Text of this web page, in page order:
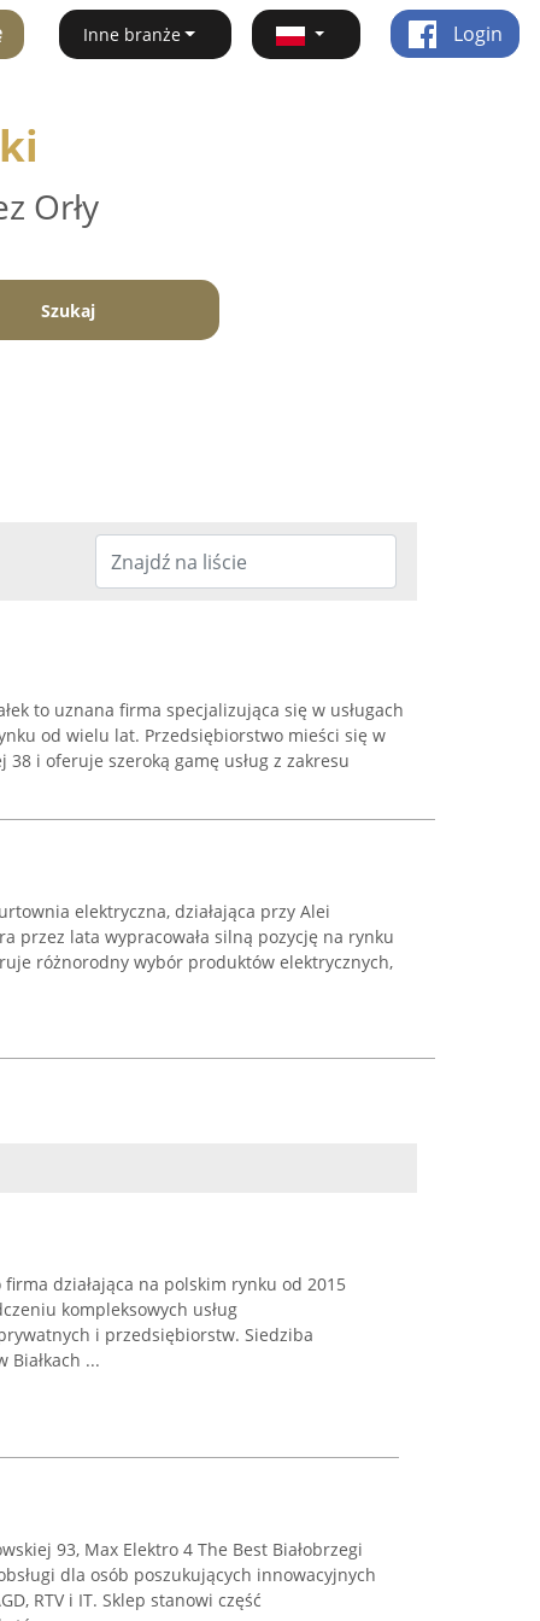
Inne branże Login
Orły
Szukaj
to uznana firma specjalizująca się w usługach
od wielu lat. Przedsiębiorstwo mieści się w
i oferuje szeroką gamę usług z zakresu
elektryczna, działająca przy Alei
przez lata wypracowała silną pozycję na rynku
różnorodny wybór produktów elektrycznych,
firma działająca na polskim rynku od 2015
kompleksowych usług
i przedsiębiorstw. Siedziba
...
93, Max Elektro 4 The Best Białobrzegi
dla osób poszukujących innowacyjnych
RTV i IT. Sklep stanowi część